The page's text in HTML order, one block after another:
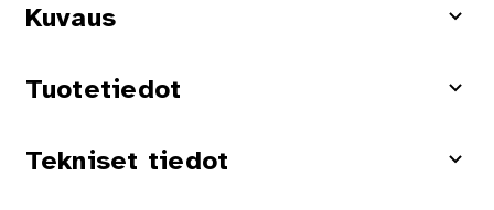
Kuvaus
Tuotetiedot
Tekniset tiedot